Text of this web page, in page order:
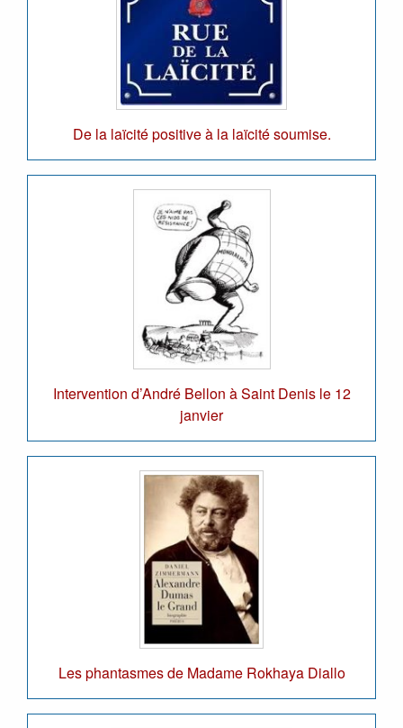
De la laïcité positive à la laïcité soumise.
Intervention d’André Bellon à Saint Denis le 12
janvier
Les phantasmes de Madame Rokhaya Diallo